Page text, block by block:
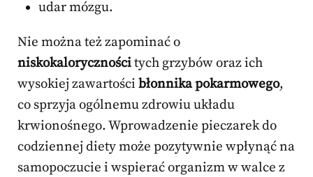
udar mózgu.
Nie można też zapominać o
niskokalorycznościtych grzybów oraz ich
wysokiej zawartości błonnika pokarmowego,
co sprzyja ogólnemu zdrowiu układu
krwionośnego. Wprowadzenie pieczarek do
codziennej diety może pozytywnie wpłynąć na
samopoczucie i wspierać organizm w walce z